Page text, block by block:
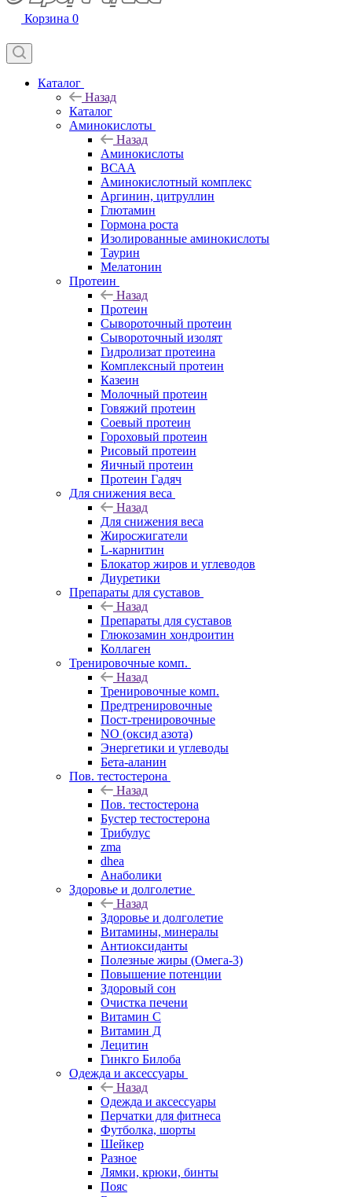
Корзина 0
Каталог
Назад
Каталог
Аминокислоты
Назад
Аминокислоты
ВСАА
Аминокислотный комплекс
Аргинин, цитруллин
Глютамин
Гормона роста
Изолированные аминокислоты
Таурин
Мелатонин
Протеин
Назад
Протеин
Сывороточный протеин
Сывороточный изолят
Гидролизат протеина
Комплексный протеин
Казеин
Молочный протеин
Говяжий протеин
Соевый протеин
Гороховый протеин
Рисовый протеин
Яичный протеин
Протеин Гадяч
Для снижения веса
Назад
Для снижения веса
Жиросжигатели
L-карнитин
Блокатор жиров и углеводов
Диуретики
Препараты для суставов
Назад
Препараты для суставов
Глюкозамин хондроитин
Коллаген
Тренировочные комп.
Назад
Тренировочные комп.
Предтренировочные
Пост-тренировочные
NO (оксид азота)
Энергетики и углеводы
Бета-аланин
Пов. тестостерона
Назад
Пов. тестостерона
Бустер тестостерона
Трибулус
zma
dhea
Анаболики
Здоровье и долголетие
Назад
Здоровье и долголетие
Витамины, минералы
Антиоксиданты
Полезные жиры (Омега-3)
Повышение потенции
Здоровый сон
Очистка печени
Витамин С
Витамин Д
Лецитин
Гинкго Билоба
Одежда и аксессуары
Назад
Одежда и аксессуары
Перчатки для фитнеса
Футболка, шорты
Шейкер
Разное
Лямки, крюки, бинты
Пояс